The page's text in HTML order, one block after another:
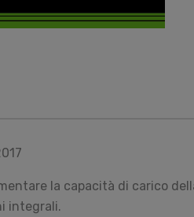
la capacità di carico
integrali.